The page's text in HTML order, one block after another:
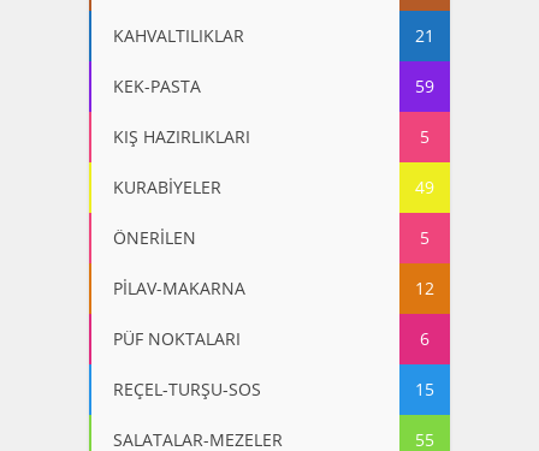
KAHVALTILIKLAR 21
KEK-PASTA 59
KIŞ HAZIRLIKLARI 5
KURABİYELER 49
ÖNERİLEN 5
PİLAV-MAKARNA 12
PÜF NOKTALARI 6
REÇEL-TURŞU-SOS 15
SALATALAR-MEZELER 55